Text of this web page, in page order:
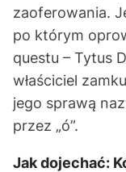
zaoferowania.
po którym
questu – Tytus
właściciel
jego sprawą
przez „ó”.
Jak dojechać: